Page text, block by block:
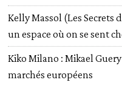
Kelly Massol (Les Secrets
un espace où on se sent
Kiko Milano : Mikael
marchés européens